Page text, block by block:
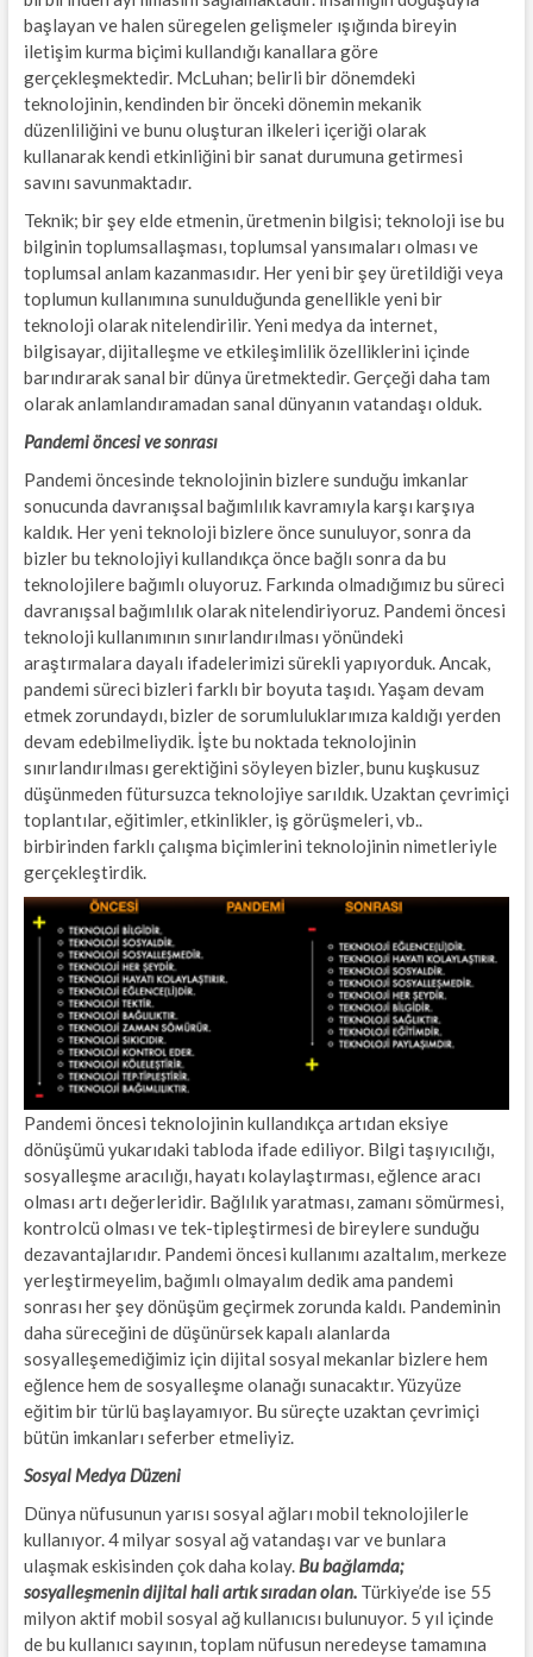
başlayan ve halen süregelen gelişmeler ışığında bireyin
iletişim kurma biçimi kullandığı kanallara göre
gerçekleşmektedir. McLuhan; belirli bir dönemdeki
teknolojinin, kendinden bir önceki dönemin mekanik
düzenliliğini ve bunu oluşturan ilkeleri içeriği olarak
kullanarak kendi etkinliğini bir sanat durumuna getirmesi
savını savunmaktadır.
Teknik; bir şey elde etmenin, üretmenin bilgisi; teknoloji ise bu
bilginin toplumsallaşması, toplumsal yansımaları olması ve
toplumsal anlam kazanmasıdır. Her yeni bir şey üretildiği veya
toplumun kullanımına sunulduğunda genellikle yeni bir
teknoloji olarak nitelendirilir. Yeni medya da internet,
bilgisayar, dijitalleşme ve etkileşimlilik özelliklerini içinde
barındırarak sanal bir dünya üretmektedir. Gerçeği daha tam
olarak anlamlandıramadan sanal dünyanın vatandaşı olduk.
Pandemi öncesi ve sonrası
Pandemi öncesinde teknolojinin bizlere sunduğu imkanlar
sonucunda davranışsal bağımlılık kavramıyla karşı karşıya
kaldık. Her yeni teknoloji bizlere önce sunuluyor, sonra da
bizler bu teknolojiyi kullandıkça önce bağlı sonra da bu
teknolojilere bağımlı oluyoruz. Farkında olmadığımız bu süreci
davranışsal bağımlılık olarak nitelendiriyoruz. Pandemi öncesi
teknoloji kullanımının sınırlandırılması yönündeki
araştırmalara dayalı ifadelerimizi sürekli yapıyorduk. Ancak,
pandemi süreci bizleri farklı bir boyuta taşıdı. Yaşam devam
etmek zorundaydı, bizler de sorumluluklarımıza kaldığı yerden
devam edebilmeliydik. İşte bu noktada teknolojinin
sınırlandırılması gerektiğini söyleyen bizler, bunu kuşkusuz
düşünmeden fütursuzca teknolojiye sarıldık. Uzaktan çevrimiçi
toplantılar, eğitimler, etkinlikler, iş görüşmeleri, vb..
birbirinden farklı çalışma biçimlerini teknolojinin nimetleriyle
gerçekleştirdik.
Pandemi öncesi teknolojinin kullandıkça artıdan eksiye
dönüşümü yukarıdaki tabloda ifade ediliyor. Bilgi taşıyıcılığı,
sosyalleşme aracılığı, hayatı kolaylaştırması, eğlence aracı
olması artı değerleridir. Bağlılık yaratması, zamanı sömürmesi,
kontrolcü olması ve tek-tipleştirmesi de bireylere sunduğu
dezavantajlarıdır. Pandemi öncesi kullanımı azaltalım, merkeze
yerleştirmeyelim, bağımlı olmayalım dedik ama pandemi
sonrası her şey dönüşüm geçirmek zorunda kaldı. Pandeminin
daha süreceğini de düşünürsek kapalı alanlarda
sosyalleşemediğimiz için dijital sosyal mekanlar bizlere hem
eğlence hem de sosyalleşme olanağı sunacaktır. Yüzyüze
eğitim bir türlü başlayamıyor. Bu süreçte uzaktan çevrimiçi
bütün imkanları seferber etmeliyiz.
Sosyal Medya Düzeni
Dünya nüfusunun yarısı sosyal ağları mobil teknolojilerle
kullanıyor. 4 milyar sosyal ağ vatandaşı var ve bunlara
ulaşmak eskisinden çok daha kolay.Bu bağlamda;
sosyalleşmenin dijital hali artık sıradan olan. Türkiye’de ise 55
milyon aktif mobil sosyal ağ kullanıcısı bulunuyor. 5 yıl içinde
de bu kullanıcı sayının, toplam nüfusun neredeyse tamamına